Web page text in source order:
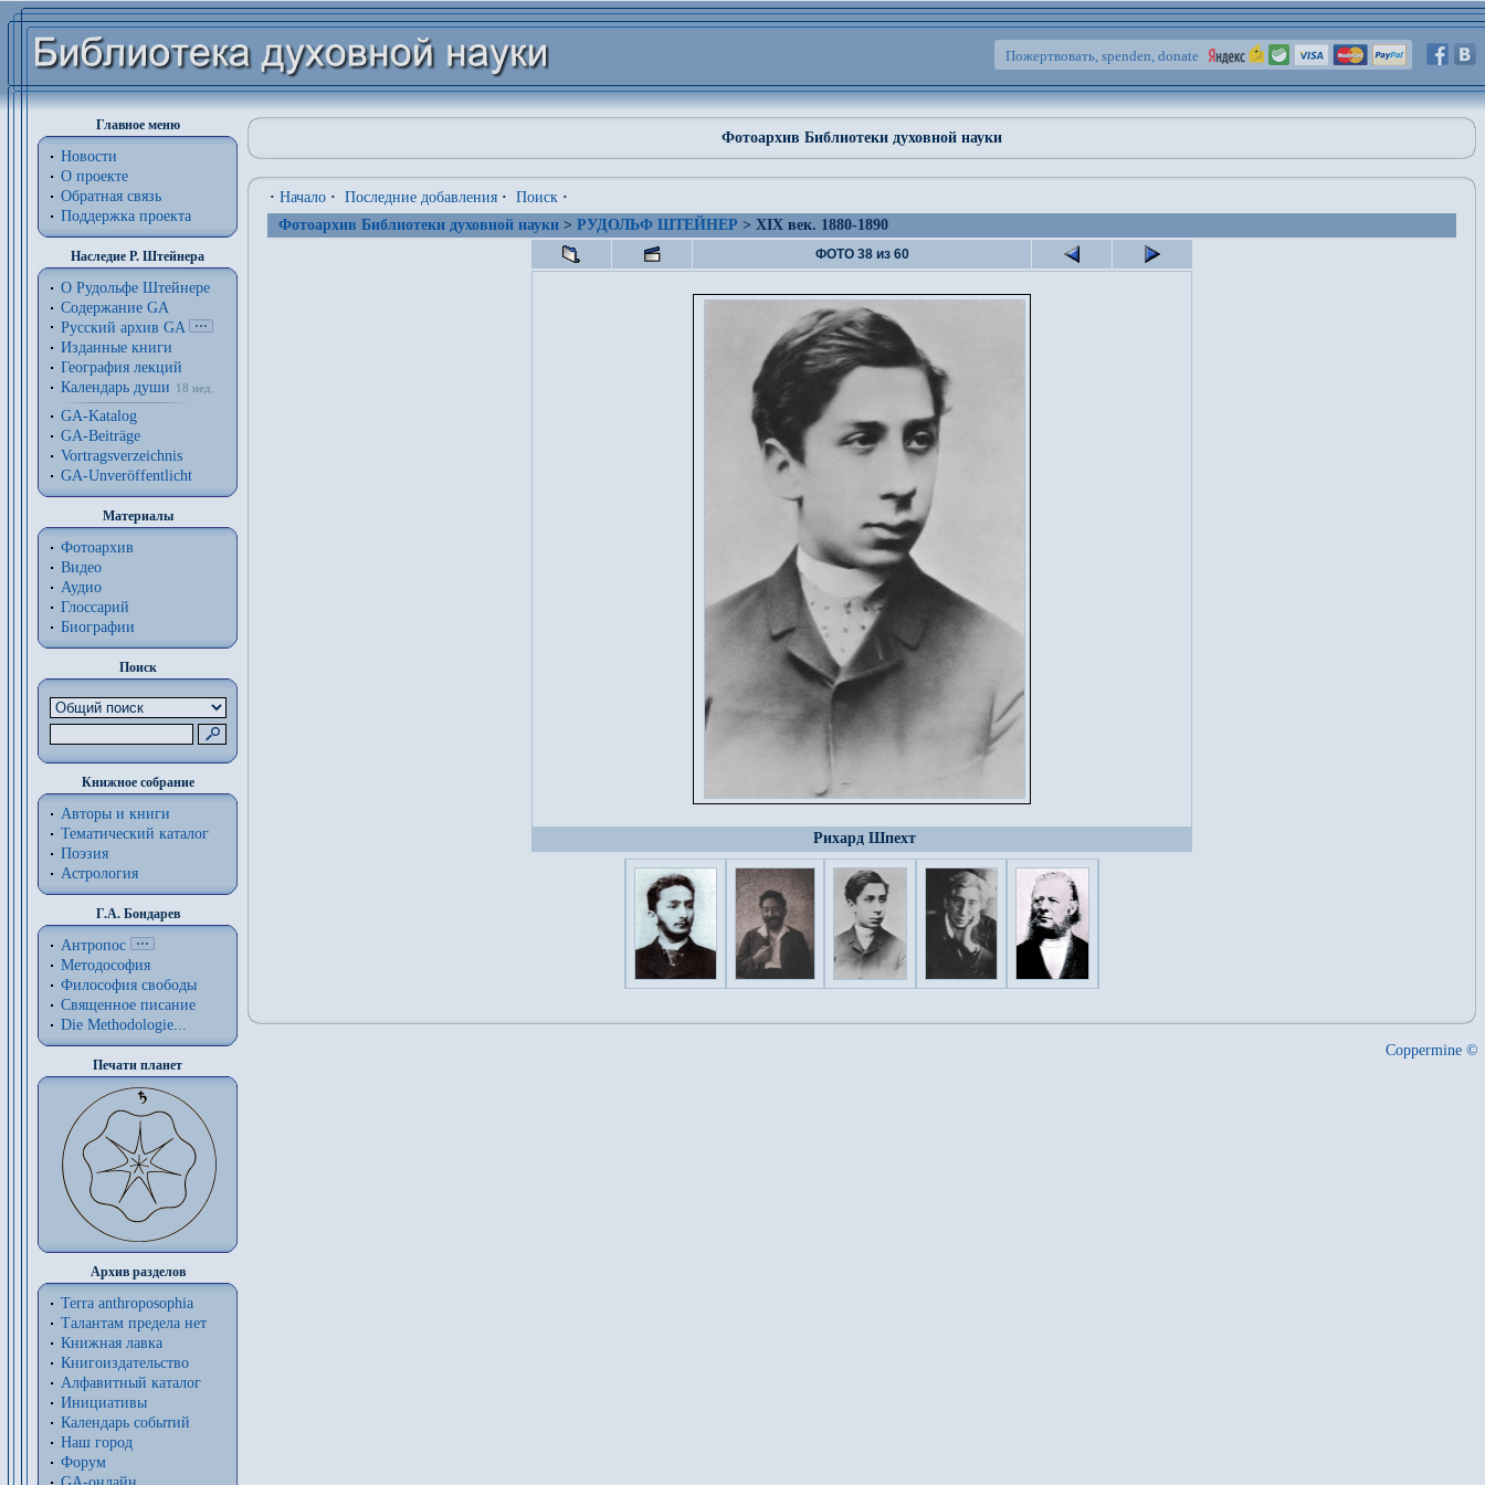
Пожертвовать, spenden, donate
Главное меню
Новости
О проекте
Обратная связь
Поддержка проекта
Наследие Р. Штейнера
О Рудольфе Штейнере
Содержание GA
Русский архив GA
Изданные книги
География лекций
Календарь души
18 нед.
GA-Katalog
GA-Beiträge
Vortragsverzeichnis
GA-Unveröffentlicht
Материалы
Фотоархив
Видео
Аудио
Глоссарий
Биографии
Поиск
Книжное собрание
Авторы и книги
Тематический каталог
Поэзия
Астрология
Г.А. Бондарев
Антропос
Методософия
Философия cвободы
Священное писание
Die Methodologie...
Печати планет
Архив разделов
Terra anthroposophia
Талантам предела нет
Книжная лавка
Книгоиздательство
Алфавитный каталог
Инициативы
Календарь событий
Наш город
Форум
Фотоархив Библиотеки духовной науки
· Начало · Последние добавления · Поиск ·
Фотоархив Библиотеки духовной науки > РУДОЛЬФ ШТЕЙНЕР > XIX век. 1880-1890
ФОТО 38 из 60
Рихард Шпехт
Coppermine ©